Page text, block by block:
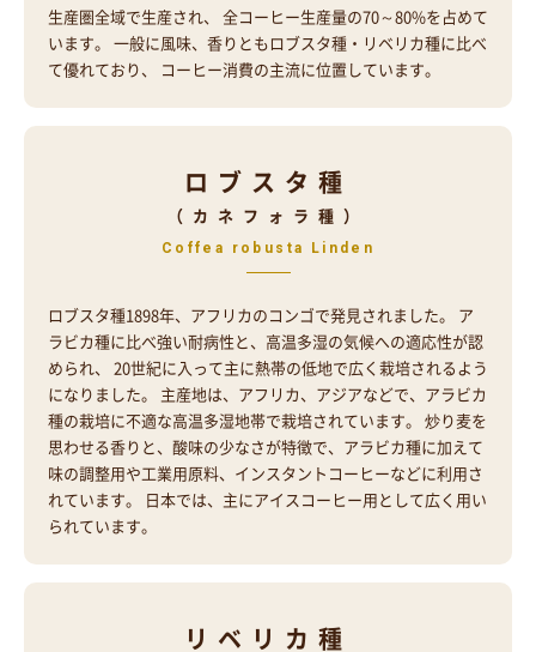
生産圏全域で生産され、 全コーヒー生産量の70～80%を占めて
います。 一般に風味、香りともロブスタ種・リベリカ種に比べ
て優れており、 コーヒー消費の主流に位置しています。
ロブスタ種
（カネフォラ種）
Coffea robusta Linden
ロブスタ種1898年、アフリカのコンゴで発見されました。 ア
ラビカ種に比べ強い耐病性と、高温多湿の気候への適応性が認
められ、 20世紀に入って主に熱帯の低地で広く栽培されるよう
になりました。 主産地は、アフリカ、アジアなどで、アラビカ
種の栽培に不適な高温多湿地帯で栽培されています。 炒り麦を
思わせる香りと、酸味の少なさが特徴で、アラビカ種に加えて
味の調整用や工業用原料、インスタントコーヒーなどに利用さ
れています。 日本では、主にアイスコーヒー用として広く用い
られています。
リベリカ種